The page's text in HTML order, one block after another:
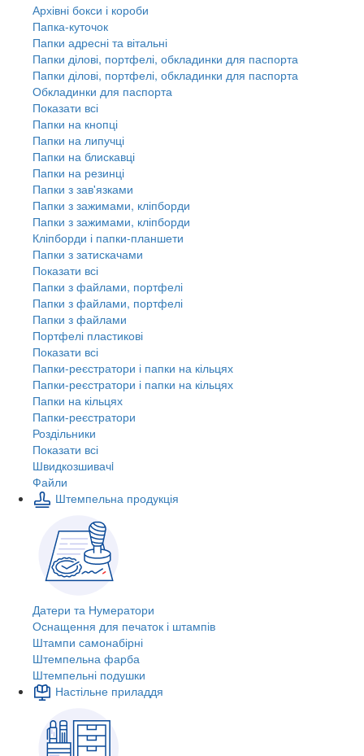
Архівні бокси і короби
Папка-куточок
Папки адресні та вітальні
Папки ділові, портфелі, обкладинки для паспорта
Папки ділові, портфелі, обкладинки для паспорта
Обкладинки для паспорта
Показати всі
Папки на кнопці
Папки на липучці
Папки на блискавці
Папки на резинці
Папки з зав'язками
Папки з зажимами, кліпборди
Папки з зажимами, кліпборди
Кліпборди і папки-планшети
Папки з затискачами
Показати всі
Папки з файлами, портфелі
Папки з файлами, портфелі
Папки з файлами
Портфелі пластикові
Показати всі
Папки-реєстратори і папки на кільцях
Папки-реєстратори і папки на кільцях
Папки на кільцях
Папки-реєстратори
Роздільники
Показати всі
Швидкозшивачi
Файли
Штемпельна продукція
Датери та Нумератори
Оснащення для печаток і штампів
Штампи самонабірні
Штемпельна фарба
Штемпельні подушки
Настільне приладдя